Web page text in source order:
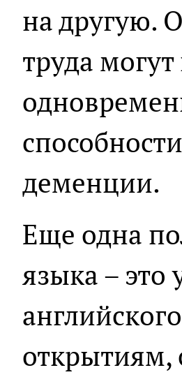
на другую.
труда
деменции.
Еще одна
языка – это
открытиям,